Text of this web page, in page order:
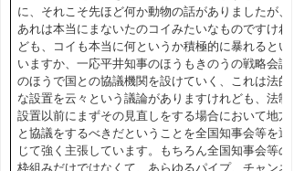
に、それこそ先ほど何か動物の話がありましたが、
あれは本当にまないたのコイみたいなものですけれ
ども、コイも本当に何というか積極的に暴れるとい
いますか、一応平井知事のほうもきのうの戦略会議
のほうで国との協議機関を設けていく、これは法的
な設置を云々という議論がありますけれども、法制
設置以前にまずその見直しをする場合において地方
と協議をするべきだということを全国知事会等を通
じて強く主張しています。もちろん全国知事会等の
枠組みだけではなくて、あらゆるパイプ、チャンネ